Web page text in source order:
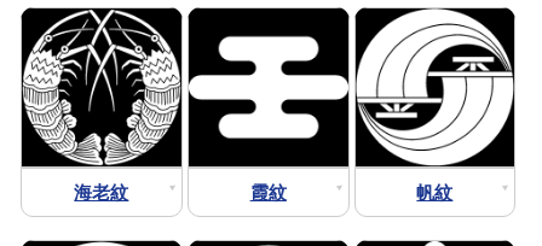
海老紋 霞紋 帆紋